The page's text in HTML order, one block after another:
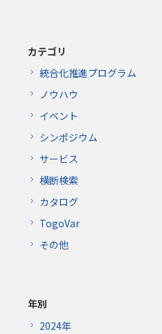
カテゴリ
統合化推進プログラム
ノウハウ
イベント
シンポジウム
サービス
横断検索
カタログ
TogoVar
その他
年別
2024年